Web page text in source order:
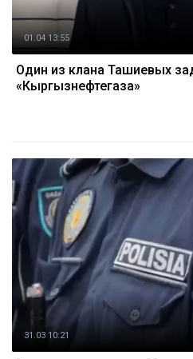
01.04 13:55
Один из клана Ташиевых
«Кыргызнефтегаза»
31.03 10:21